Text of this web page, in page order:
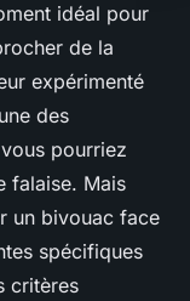
idéal pour
de la
expérimenté
des
pourriez
falaise. Mais
un bivouac face
spécifiques
critères